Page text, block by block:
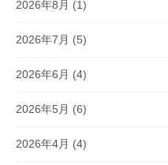
2026年8月 (1)
2026年7月 (5)
2026年6月 (4)
2026年5月 (6)
2026年4月 (4)